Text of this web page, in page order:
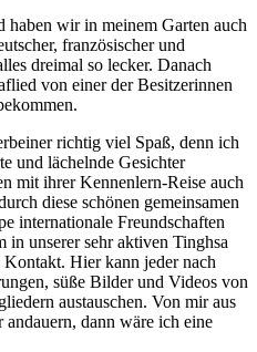
haben wir in meinem Garten auch
französischer und
dreimal so lecker. Danach
von einer der Besitzerinnen
richtig viel Spaß, denn ich
und lächelnde Gesichter
mit ihrer Kennenlern-Reise auch
diese schönen gemeinsamen
internationale Freundschaften
in unserer sehr aktiven Tinghsa
Hier kann jeder nach
süße Bilder und Videos von
austauschen. Von mir aus
dann wäre ich eine